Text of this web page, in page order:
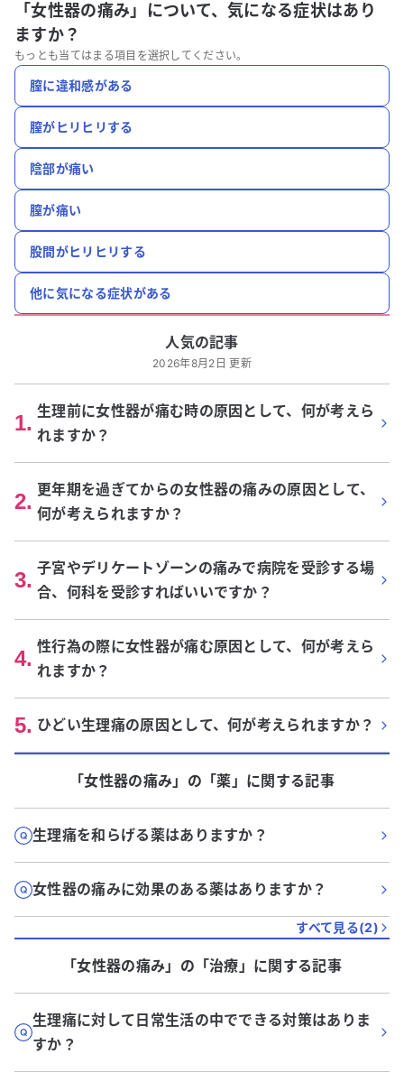
「女性器の痛み」について、気になる症状はあり
ますか？
もっとも当てはまる項目を選択してください。
膣に違和感がある
膣がヒリヒリする
陰部が痛い
膣が痛い
股間がヒリヒリする
他に気になる症状がある
人気の記事
2026年8月2日 更新
1. 生理前に女性器が痛む時の原因として、何が考えら
れますか？
2. 更年期を過ぎてからの女性器の痛みの原因として、
何が考えられますか？
3. 子宮やデリケートゾーンの痛みで病院を受診する場
合、何科を受診すればいいですか？
4. 性行為の際に女性器が痛む原因として、何が考えら
れますか？
5. ひどい生理痛の原因として、何が考えられますか？
「女性器の痛み」 の「薬 」に関する記事
生理痛を和らげる薬はありますか？
女性器の痛みに効果のある薬はありますか？
すべて見る(2)
「女性器の痛み」 の「治療 」に関する記事
生理痛に対して日常生活の中でできる対策はありま
すか？